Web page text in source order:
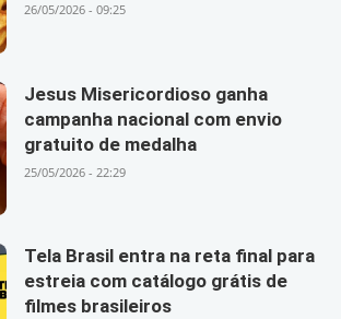
26/05/2026 - 09:25
Jesus Misericordioso ganha
campanha nacional com envio
gratuito de medalha
25/05/2026 - 22:29
Tela Brasil entra na reta final para
estreia com catálogo grátis de
filmes brasileiros